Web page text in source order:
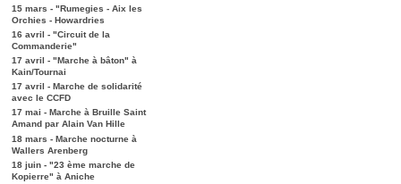
15 mars - "Rumegies - Aix les
Orchies - Howardries
16 avril - "Circuit de la
Commanderie"
17 avril - "Marche à bâton" à
Kain/Tournai
17 avril - Marche de solidarité
avec le CCFD
17 mai - Marche à Bruille Saint
Amand par Alain Van Hille
18 mars - Marche nocturne à
Wallers Arenberg
18 juin - "23 ème marche de
Kopierre" à Aniche